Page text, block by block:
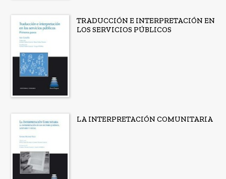
TRADUCCIÓN E INTERPRETACIÓN EN
LOS SERVICIOS PÚBLICOS
LA INTERPRETACIÓN COMUNITARIA